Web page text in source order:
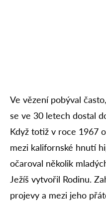
Ve vězení pobýval
se ve 30 letech dostal
Když totiž v roce 1967
mezi kalifornské hnutí
očaroval několik
Ježíš vytvořil Rodinu.
projevy a mezi jeho